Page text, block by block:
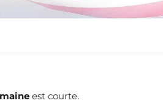
est courte.